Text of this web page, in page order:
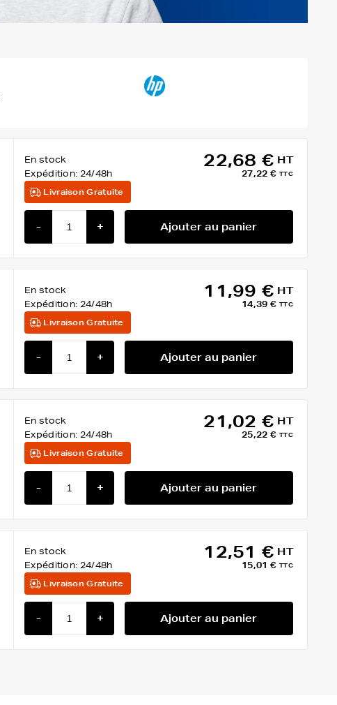
En stock
Expédition: 24/48h
22,68 € HT
27,22 € TTC
Livraison Gratuite
- + Ajouter au panier
En stock
Expédition: 24/48h
11,99 € HT
14,39 € TTC
Livraison Gratuite
- + Ajouter au panier
En stock
Expédition: 24/48h
21,02 € HT
25,22 € TTC
Livraison Gratuite
- + Ajouter au panier
En stock
Expédition: 24/48h
12,51 € HT
15,01 € TTC
Livraison Gratuite
- + Ajouter au panier